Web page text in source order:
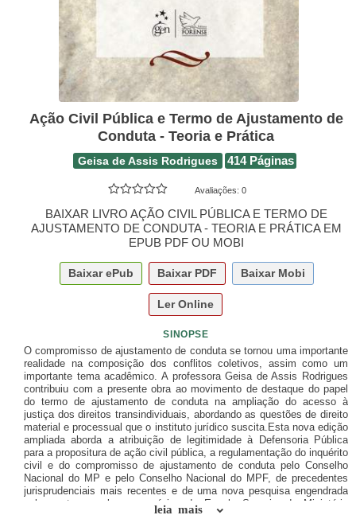
Ação Civil Pública e Termo de Ajustamento de
Conduta - Teoria e Prática
Geisa de Assis Rodrigues 414 Páginas
Avaliações: 0
BAIXAR LIVRO AÇÃO CIVIL PÚBLICA E TERMO DE
AJUSTAMENTO DE CONDUTA - TEORIA E PRÁTICA EM
EPUB PDF OU MOBI
Baixar ePub Baixar PDF Baixar Mobi
Ler Online
SINOPSE
O compromisso de ajustamento de conduta se tornou uma importante
realidade na composição dos conflitos coletivos, assim como um
importante tema acadêmico. A professora Geisa de Assis Rodrigues
contribuiu com a presente obra ao movimento de destaque do papel
do termo de ajustamento de conduta na ampliação do acesso à
justiça dos direitos transindividuais, abordando as questões de direito
material e processual que o instituto jurídico suscita.Esta nova edição
ampliada aborda a atribuição de legitimidade à Defensoria Pública
para a propositura de ação civil pública, a regulamentação do inquérito
civil e do compromisso de ajustamento de conduta pelo Conselho
Nacional do MP e pelo Conselho Nacional do MPF, de precedentes
jurisprudenciais mais recentes e de uma nova pesquisa engendrada
sobre o tema sob os auspícios da Escola Superior do Ministério
leia mais